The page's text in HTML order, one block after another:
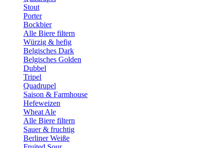
Stout
Porter
Bockbier
Alle Biere filtern
Würzig & hefig
Belgisches Dark
Belgisches Golden
Dubbel
Tripel
Quadrupel
Saison & Farmhouse
Hefeweizen
Wheat Ale
Alle Biere filtern
Sauer & fruchtig
Berliner Weiße